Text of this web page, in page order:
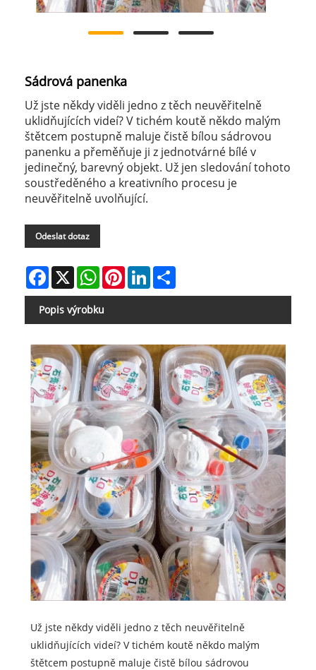
Sádrová panenka
Už jste někdy viděli jedno z těch neuvěřitelně
uklidňujících videí? V tichém koutě někdo malým
štětcem postupně maluje čistě bílou sádrovou
panenku a přeměňuje ji z jednotvárné bílé v
jedinečný, barevný objekt. Už jen sledování tohoto
soustředěného a kreativního procesu je
neuvěřitelně uvolňující.
Odeslat dotaz
Facebook
X WhatsAppPinterestLinkedIn
Popis výrobku
Už jste někdy viděli jedno z těch neuvěřitelně
uklidňujících videí? V tichém koutě někdo malým
štětcem postupně maluje čistě bílou sádrovou